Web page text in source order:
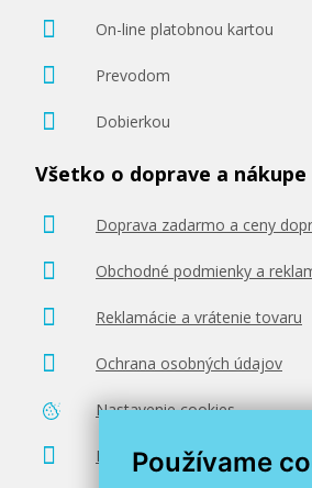
Používame
Pridať do košíka
Originálna náplň Brother
(Azúrová)
On-line platobnou kartou
Prevodom
Dobierkou
Všetko o doprave a nákupe
Doprava zadarmo a ceny
Obchodné podmienky a
Reklamácie a vrátenie tovaru
Ochrana osobných údajov
Nastavenie cookies
Poradenstvo zadarmo